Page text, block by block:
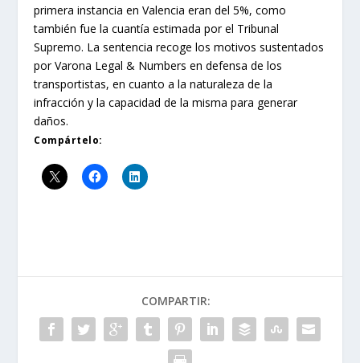
primera instancia en Valencia eran del 5%, como
también fue la cuantía estimada por el Tribunal
Supremo. La sentencia recoge los motivos sustentados
por Varona Legal & Numbers en defensa de los
transportistas, en cuanto a la naturaleza de la
infracción y la capacidad de la misma para generar
daños.
Compártelo:
COMPARTIR: